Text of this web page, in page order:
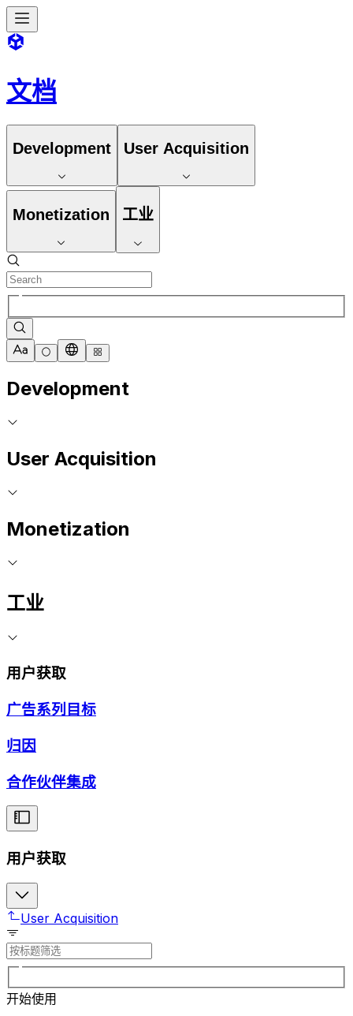
文档
Development User Acquisition
Monetization 工业
Development
User Acquisition
Monetization
工业
用户获取
广告系列目标
归因
合作伙伴集成
用户获取
User Acquisition
开始使用